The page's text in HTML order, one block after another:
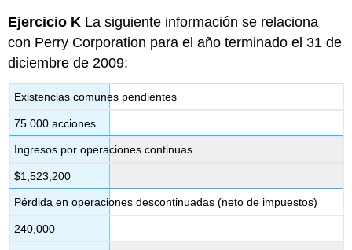
Ejercicio K La siguiente información se relaciona
con Perry Corporation para el año terminado el 31 de
diciembre de 2009:
Existencias comunes pendientes
75.000 acciones
Ingresos por operaciones continuas
$1,523,200
Pérdida en operaciones descontinuadas (neto de impuestos)
240,000